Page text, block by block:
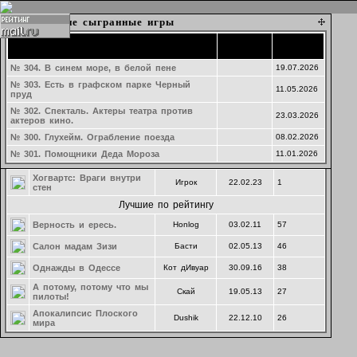
Набор в игру
Озеро ЛжеКомо
24.07.2026
Маф-Наволок. Молочный день 19.05.2026
Текущие игры
Партия 293. тест
20.02.2025
Подготовка затравок к играм
Последние предложения
Курорт на озере Лжекомо Ры
гугеноты среди нас MrStryde 22.04.26 20
Безумный день, или
женитьба Фигаро
Егор 01.06.24 0
Комитет общественного
спасения в нейросети
0
Хогвартс: Враги внутри
стен
Игрок 22.02.23 1
Лучшие по рейтингу
Верность и ересь. Honlog 03.02.11 57
Салон мадам Зизи Басти 02.05.13 46
Однажды в Одессе Кот дИвуар 30.09.16 38
А потому, потому что мы
пилоты!
Скай 19.05.13 27
Апокалипсис Плоского
мира
Dushik 22.12.10 26
Последние сыгранные игры
№ 304. В синем море, в белой пене
19.07.2026
№ 303. Есть в графском парке Черный
пруд
11.05.2026
№ 302. Спекталь. Актеры театра против
актеров кино.
23.03.2026
№ 300. Глухейм. Ограбление поезда 08.02.2026
№ 301. Помощники Деда Мороза 11.01.2026